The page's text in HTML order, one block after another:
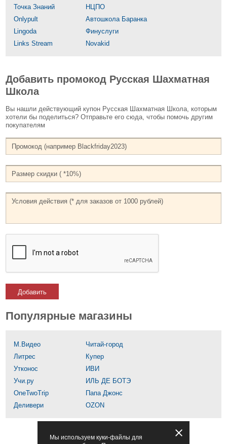
Точка Знаний
НЦПО
Onlypult
Автошкола Баранка
Lingoda
Финуслуги
Links Stream
Novakid
Добавить промокод Русская Шахматная
Школа
Вы нашли действующий купон Русская Шахматная Школа, которым
хотели бы поделиться? Отправьте его сюда, чтобы помочь другим
покупателям
Добавить
Популярные магазины
М.Видео
Читай-город
Литрес
Купер
Утконос
ИВИ
Учи.ру
ИЛЬ ДЕ БОТЭ
OneTwoTrip
Папа Джонс
Деливери
OZON
Мы используем куки-файлы для